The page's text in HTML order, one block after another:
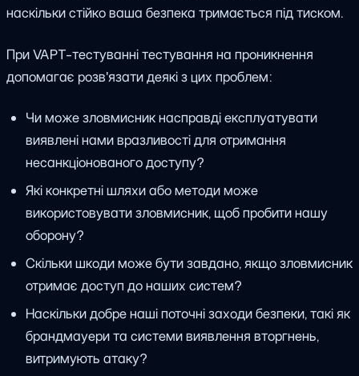
наскільки стійко ваша безпека тримається під тиском.
При VAPT-тестуванні тестування на проникнення
допомагає розв'язати деякі з цих проблем:
Чи може зловмисник насправді експлуатувати
виявлені нами вразливості для отримання
несанкціонованого доступу?
Які конкретні шляхи або методи може
використовувати зловмисник, щоб пробити нашу
оборону?
Скільки шкоди може бути завдано, якщо зловмисник
отримає доступ до наших систем?
Наскільки добре наші поточні заходи безпеки, такі як
брандмауери та системи виявлення вторгнень,
витримують атаку?